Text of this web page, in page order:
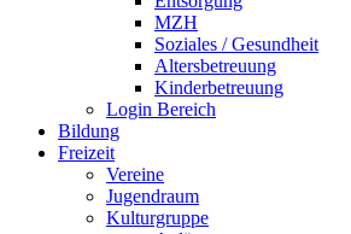
MZH
Soziales / Gesundheit
Altersbetreuung
Kinderbetreuung
Login Bereich
Bildung
Freizeit
Vereine
Jugendraum
Kulturgruppe